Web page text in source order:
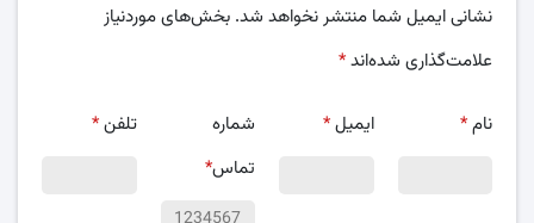
نشانی ایمیل شما منتشر نخواهد شد. بخش‌های موردنیاز
علامت‌گذاری شده‌اند*
نام* ایمیل*
شماره
تماس*
تلفن*